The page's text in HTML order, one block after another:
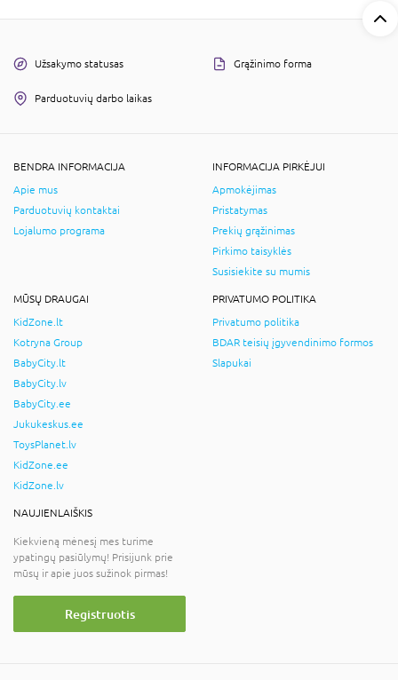
Užsakymo statusas Grąžinimo forma
Parduotuvių darbo laikas
BENDRA INFORMACIJA
Apie mus
Parduotuvių kontaktai
Lojalumo programa
INFORMACIJA PIRKĖJUI
Apmokėjimas
Pristatymas
Prekių grąžinimas
Pirkimo taisyklės
Susisiekite su mumis
MŪSŲ DRAUGAI
KidZone.lt
Kotryna Group
BabyCity.lt
BabyCity.lv
BabyCity.ee
Jukukeskus.ee
ToysPlanet.lv
KidZone.ee
KidZone.lv
PRIVATUMO POLITIKA
Privatumo politika
BDAR teisių įgyvendinimo formos
Slapukai
NAUJIENLAIŠKIS
Kiekvieną mėnesį mes turime
ypatingų pasiūlymų! Prisijunk prie
mūsų ir apie juos sužinok pirmas!
Registruotis